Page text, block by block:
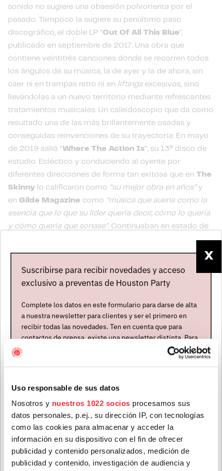
Uso responsable de sus datos
Nosotros y nuestros 1022 socios procesamos sus
datos personales, p.ej., su dirección IP, con tecnologías
como las cookies para almacenar y acceder la
información en su dispositivo con el fin de ofrecer
publicidad y contenido personalizados, medición de
publicidad y contenido, investigación de audiencia y
sonido no sugiere una obsesión polvorienta por el
pasado. Tampoco la sugiere su penúltimo paso
discográfico, el doble LP “Out Of All This Blue”,
publicado en septiembre de 2017. Una obra que
contiene veintitrés canciones donde se recorren todos
los ángulos de su música, la de ayer y la de ahora, sin
caer ni en trampas retro ni en liftingsexcesivos, sino
llevándolas a un nuevo territorio mediante refrescantes
tratamientos musicales. Un caleidoscopio que da como
resultado una de las más brillantemente osadas y
conseguidas reinvenciones de su trayectoria. En mayo
de 2019 salió “Where The Action Is”, su 13º disco de
estudio. Ecléctico y conduciendo al oyente por
diferentes direcciones de forma tan exitosa que en The
Skinny lo calificaron como “su mejor obra en años”y
en Gilde Magazine como “música que suena como la
esencia que lo que su líder quería decir, cómo lo quería
y cómo quería que sonase”. Continuaban en estado de
corroboraron con otra entrega, el LP"Good Luck,
. Mientras tanto, en diciembre de 2021 sacaron
el recopilatorio
“The Magnificient Seven: The
1989-1990”, de 5 CDs y 1 DVD que recoge el muy
fructífero período creativo de aquel año y medio,
cuando produjeron los dos emblemáticos discos que le
decimoquinto disco de estudio, "
All Souls Hill", al que
siguió en abril de 2025 "Life, Death And Dennis
diciembre de 2025 han publicado “
Present: Rips From The Cutting Floor”, con dieciséis
piezas procedentes de las sesiones de grabación del
“Life, Death And Dennis Hopper”
Un disco, por cierto, con cuya gira agotaron las
entradas a finales del año pasado en Madrid
X
Suscribirse para recibir novedades y acceso
exclusivo a preventas de Houston Party
Complete los datos en este formulario para darse de alta
a nuestra newsletter para clientes y ser el primero en
recibir todas las novedades. Ten en cuenta que para
contactos de prensa, existe una newsletter distinta. Para
formar parte de ella, envíanos un mensaje a
Apellidos
Correo electrónico*